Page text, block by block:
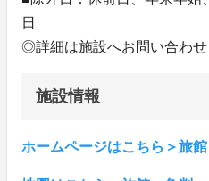
日
◎詳細は施設へお問い合わせ
施設情報
ホームページはこちら＞旅